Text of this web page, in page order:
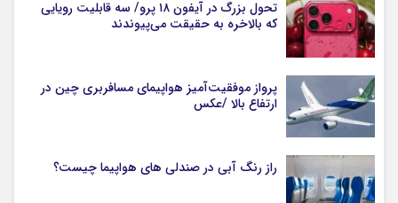
تحول بزرگ در آیفون ۱۸ پرو/ سه قابلیت رویایی
که بالاخره به حقیقت می‌پیوندند
پرواز موفقیت‌آمیز هواپیمای مسافربری چین در
ارتفاع بالا /عکس
راز رنگ آبی در صندلی های هواپیما چیست؟